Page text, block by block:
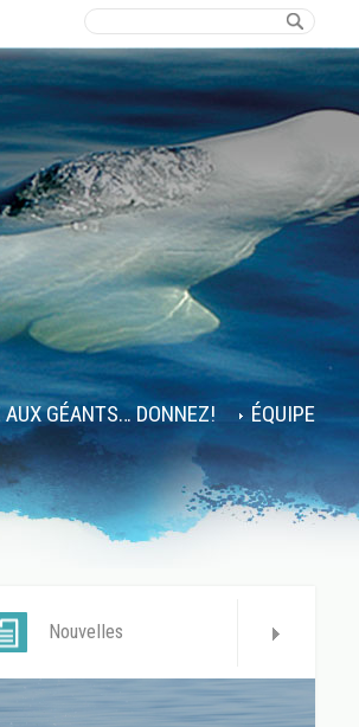
GÉANTS… DONNEZ! ÉQUIPE
Nouvelles